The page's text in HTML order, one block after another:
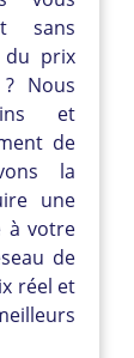
sans
du prix
Nous
et
de
la
une
à votre
de
réel et